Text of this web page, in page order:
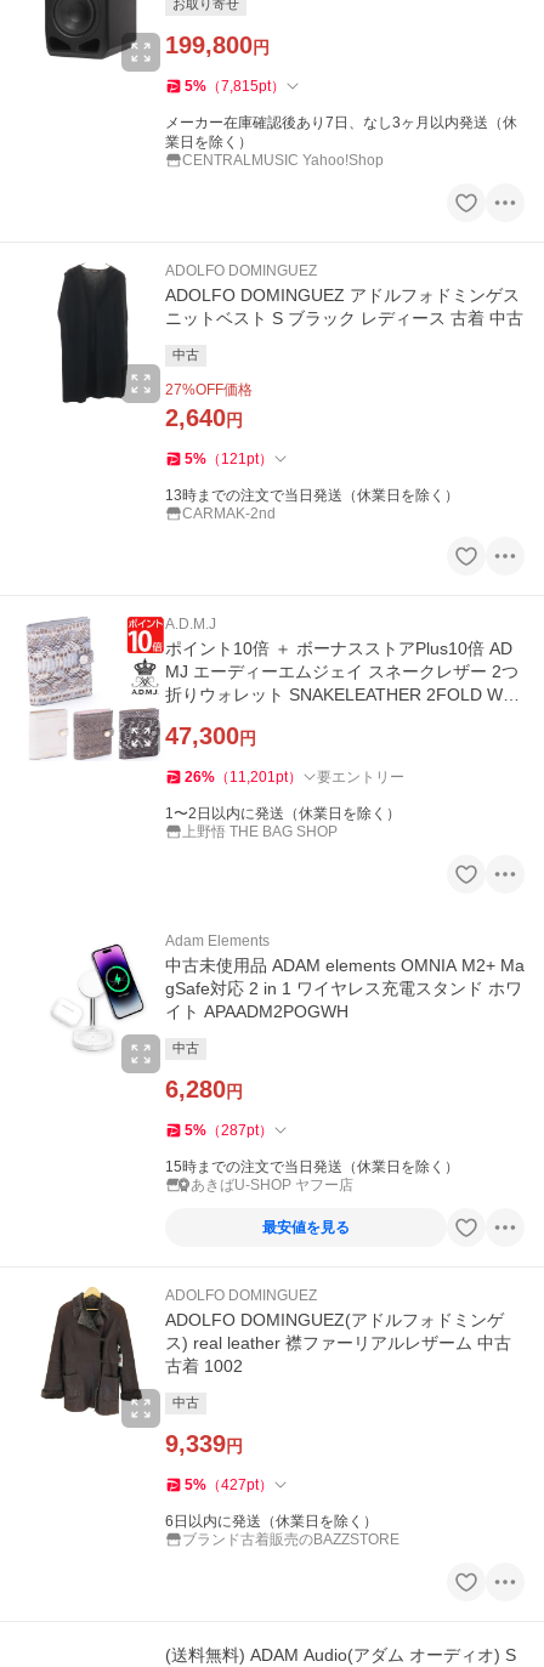
お取り寄せ
199,800円
5% （7,815pt）
メーカー在庫確認後あり7日、なし3ヶ月以内発送（休
業日を除く）
CENTRALMUSIC Yahoo!Shop
ADOLFO DOMINGUEZ
ADOLFO DOMINGUEZ アドルフォドミンゲス
ニットベスト S ブラック レディース 古着 中古
中古
27%OFF価格
2,640円
5% （ 121pt）
13時までの注文で当日発送（休業日を除く）
CARMAK-2nd
A.D.M.J
ポイント10倍 ＋ ボーナスストアPlus10倍 AD
MJ エーディーエムジェイ スネークレザー 2つ
折りウォレット SNAKELEATHER 2FOLD WAL
47,300円
26% （ 11,201pt） 要エントリー
1〜2日以内に発送（休業日を除く）
上野悟 THE BAG SHOP
Adam Elements
中古未使用品 ADAM elements OMNIA M2+ Ma
gSafe対応 2 in 1 ワイヤレス充電スタンド ホワ
イト APAADM2POGWH
中古
6,280円
5% （287pt）
15時までの注文で当日発送（休業日を除く）
あきばU-SHOP ヤフー店
最安値を見る
ADOLFO DOMINGUEZ
ADOLFO DOMINGUEZ(アドルフォドミンゲ
ス) real leather 襟ファーリアルレザーム 中古
古着 1002
中古
9,339円
5% （427pt）
6日以内に発送（休業日を除く）
ブランド古着販売のBAZZSTORE
(送料無料) ADAM Audio(アダム オーディオ) S